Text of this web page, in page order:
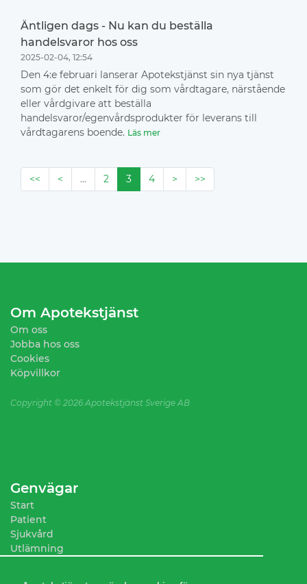
Äntligen dags - Nu kan du beställa
handelsvaror hos oss
2025-02-04, 12:54
Den 4:e februari lanserar Apotekstjänst sin nya tjänst
som gör det enkelt för dig som vårdtagare, närstående
eller vårdgivare att beställa
handelsvaror/egenvårdsprodukter för leverans till
vårdtagarens boende. Läs mer
<< < ... 2 3 4 > >>
Om Apotekstjänst
Om oss
Jobba hos oss
Cookies
Köpvillkor
Copyright © 2026 Apotekstjänst Sverige AB
Genvägar
Start
Patient
Sjukvård
Utlämning